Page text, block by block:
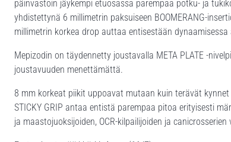
päinvastoin jäykempi etuosassa parempaa potku- ja
yhdistettynä 6 millimetrin paksuiseen BOOMERANG-
millimetrin korkea drop auttaa entisestään dynaamisessa
Mepizodin on täydennetty joustavalla META PLATE -
joustavuuden menettämättä.
8 mm korkeat piikit uppoavat mutaan kuin terävät
STICKY GRIP antaa entistä parempaa pitoa erityisesti
ja maastojuoksijoiden, OCR-kilpailijoiden ja canicrosserien